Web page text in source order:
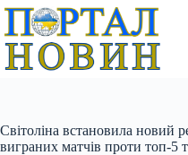
Перейти
вмісту
Світоліна встановила новий
виграних матчів проти топ-5